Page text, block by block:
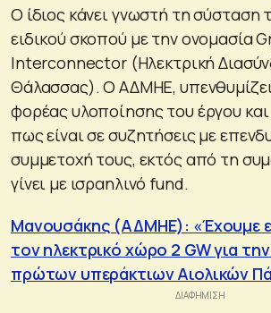
Ο ίδιος κάνει γνωστή τη σύσταση
ειδικού σκοπού με την ονομασία
Interconnector (Ηλεκτρική
Θάλασσας). Ο ΑΔΜΗΕ,
φορέας υλοποίησης του έργου
πως είναι σε συζητήσεις με
συμμετοχή τους, εκτός από τη
γίνει με ισραηλινό fund.
Μανουσάκης (ΑΔΜΗΕ): «Έχουμε
τον ηλεκτρικό χώρο 2 GW για
πρώτων υπεράκτιων Αιολικών